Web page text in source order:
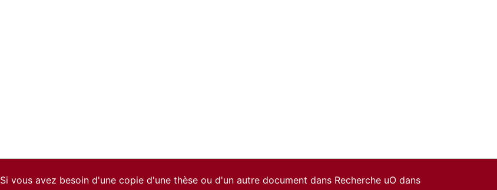
Si vous avez besoin d'une copie d'une thèse ou d'un autre document dans Recherche uO dans